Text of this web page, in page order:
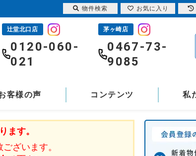
辻堂北口店
0120-060-
021
茅ヶ崎店
0467-73-
9085
客様の声 コンテンツ 私
ます。
ざいます。
物件検索 お気に入り